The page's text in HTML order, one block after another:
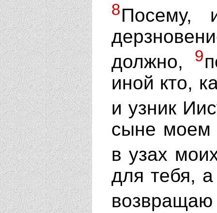
8Посему,
должно,
9
иной кто,
и узник
сыне моем
в узах
для тебя,